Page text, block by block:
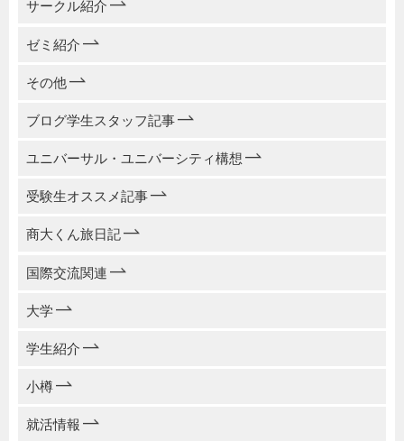
サークル紹介
ゼミ紹介
その他
ブログ学生スタッフ記事
ユニバーサル・ユニバーシティ構想
受験生オススメ記事
商大くん旅日記
国際交流関連
大学
学生紹介
小樽
就活情報